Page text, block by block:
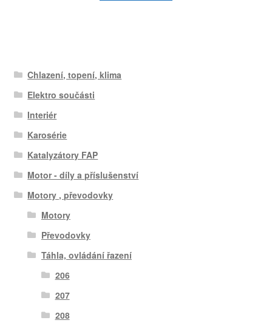
Chlazení, topení, klima
Elektro součásti
Interiér
Karosérie
Katalyzátory FAP
Motor - díly a příslušenství
Motory , převodovky
Motory
Převodovky
Táhla, ovládání řazení
206
207
208